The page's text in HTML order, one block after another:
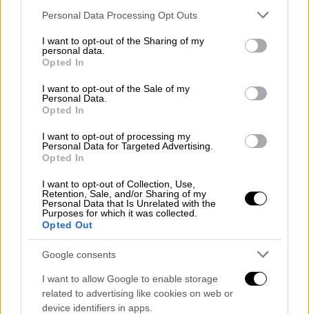
Please note that this website/app uses one or more Google
not limited to your visit or usage behaviour. You may click to
grant or deny consent to Google and its third-party tags to
use your data for below specified purposes in below Google
consent section.
Personal Data Processing Opt Outs
I want to opt-out of the Sharing of my
personal data.
Opted In
I want to opt-out of the Sale of my
Personal Data.
Opted In
I want to opt-out of processing my
Personal Data for Targeted Advertising.
Opted In
I want to opt-out of Collection, Use,
Retention, Sale, and/or Sharing of my
Personal Data that Is Unrelated with the
Purposes for which it was collected.
Opted Out
Google consents
I want to allow Google to enable storage
related to advertising like cookies on web or
device identifiers in apps.
Έρευνα για τα αίτια του
Τα πτώματα των ανδρών ανασύρθηκαν από
βρέθηκε ζωντανός και διακομίστηκε σε
νοσοκομεία
πρακτορείο επικαλούμενο την
πυροσβεστική.
Κατά την αστυνομία, στην εγκατάσταση
βρίσκονταν σε εξέλιξη οικοδομικές
εργασίες όταν κατέρρευσε η οροφή.
Οι τρεις νεκροί ήταν 23, 31 και 41 ετών.